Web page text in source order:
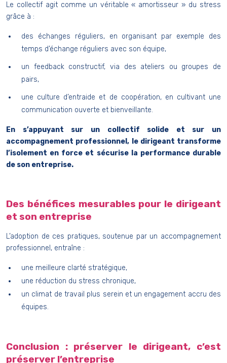
Le collectif agit comme un véritable « amortisseur » du stress
grâce à :
des échanges réguliers, en organisant par exemple des
temps d’échange réguliers avec son équipe,
un feedback constructif, via des ateliers ou groupes de
pairs,
une culture d’entraide et de coopération, en cultivant une
communication ouverte et bienveillante.
En s’appuyant sur un collectif solide et sur un
accompagnement professionnel, le dirigeant transforme
l’isolement en force et sécurise la performance durable
de son entreprise.
Des bénéfices mesurables pour le dirigeant
et son entreprise
L’adoption de ces pratiques, soutenue par un accompagnement
professionnel, entraîne :
une meilleure clarté stratégique,
une réduction du stress chronique,
un climat de travail plus serein et un engagement accru des
équipes.
Conclusion : préserver le dirigeant, c’est
préserver l’entreprise